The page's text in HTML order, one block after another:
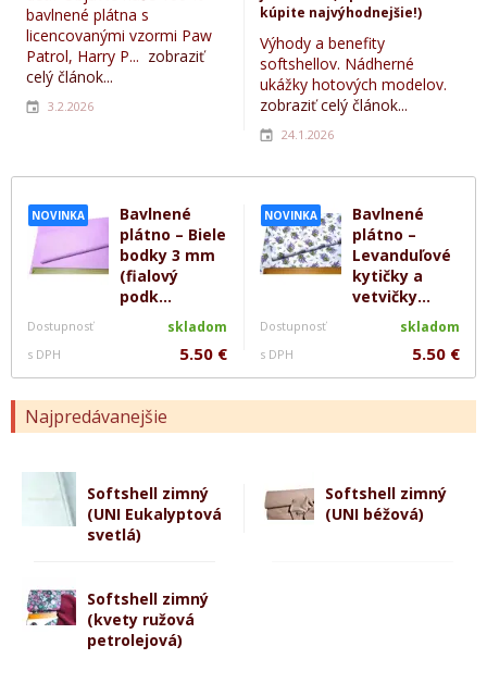
NOVINKA
Bavlnené
plátno – Biele
bodky 3 mm
(fialový
podk...
Dostupnosť skladom
s DPH 5.50 €
NOVINKA
Bavlnené
plátno –
Levanduľové
kytičky a
vetvičky...
Dostupnosť skladom
s DPH 5.50 €
Najpredávanejšie
Softshell zimný
(UNI Eukalyptová
svetlá)
Softshell zimný
(UNI béžová)
Softshell zimný
(kvety ružová
petrolejová)
bavlnené plátna s
licencovanými vzormi Paw
Patrol, Harry P... zobraziť
celý článok...
3.2.2026
kúpite najvýhodnejšie!)
Výhody a benefity
softshellov. Nádherné
ukážky hotových modelov.
zobraziť celý článok...
24.1.2026